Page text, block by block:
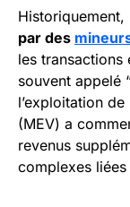
Historiquement,
par des
les transactions
souvent appelé
l’exploitation
(MEV) a
revenus
complexes